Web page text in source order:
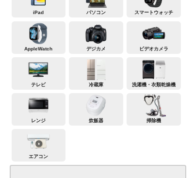
iPad パソコン スマートウォッチ
AppleWatch デジカメ ビデオカメラ
テレビ 冷蔵庫 洗濯機・衣類乾燥機
レンジ 炊飯器 掃除機
エアコン